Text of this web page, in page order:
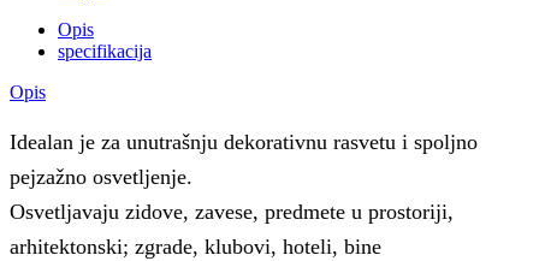
Opis
specifikacija
Opis
Idealan je za unutrašnju dekorativnu rasvetu i spoljno
pejzažno osvetljenje.
Osvetljavaju zidove, zavese, predmete u prostoriji,
arhitektonski; zgrade, klubovi, hoteli, bine